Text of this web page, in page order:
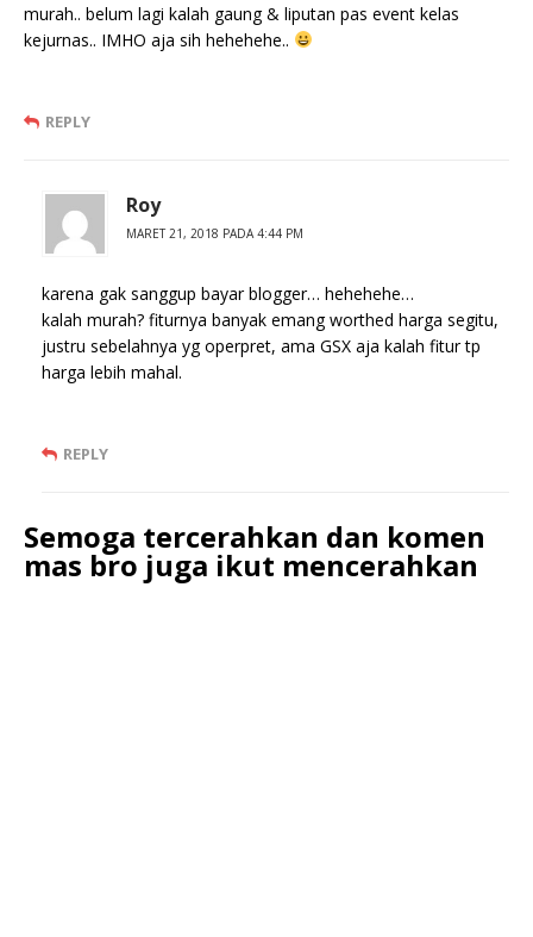
murah.. belum lagi kalah gaung & liputan pas event kelas
kejurnas.. IMHO aja sih hehehehe..
REPLY
Roy
MARET 21, 2018 PADA 4:44 PM
karena gak sanggup bayar blogger… hehehehe…
kalah murah? fiturnya banyak emang worthed harga segitu,
justru sebelahnya yg operpret, ama GSX aja kalah fitur tp
harga lebih mahal.
REPLY
Semoga tercerahkan dan komen
mas bro juga ikut mencerahkan